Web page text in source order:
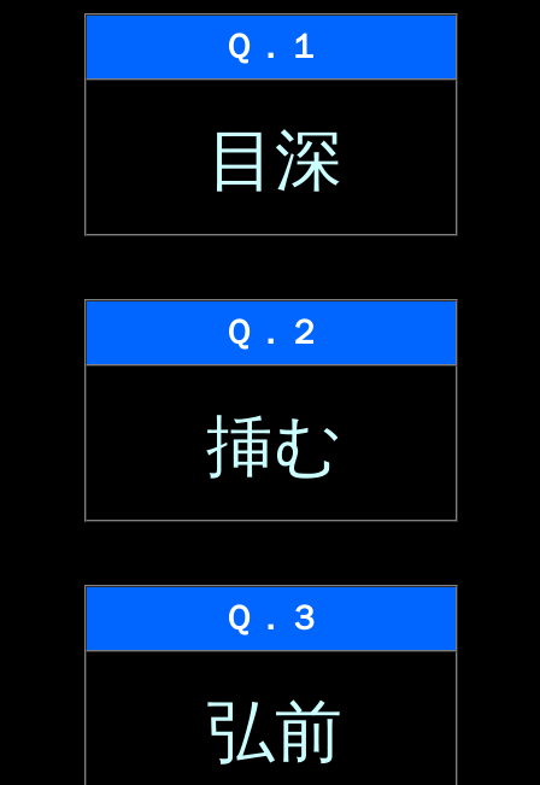
Ｑ．１
目深
Ｑ．２
挿む
Ｑ．３
弘前